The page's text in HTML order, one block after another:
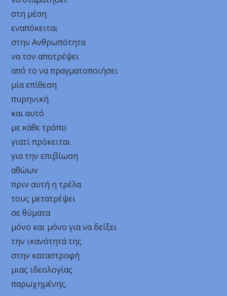
στη μέση
εναπόκειται
στην Ανθρωπότητα
να τον αποτρέψει
από το να πραγματοποιήσει
μία επίθεση
πυρηνική
και αυτό
με κάθε τρόπο
γιατί πρόκειται
για την επιβίωση
αθώων
πριν αυτή η τρέλα
τους μετατρέψει
σε θύματα
μόνο και μόνο για να δείξει
την ικανότητά της
στην καταστροφή
μιας ιδεολογίας
παρωχημένης.